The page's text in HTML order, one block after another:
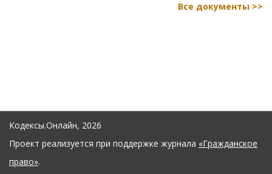
Все документы >>
Кодексы.Онлайн, 2026
Проект реализуется при поддержке журнала «Гражданское
право».